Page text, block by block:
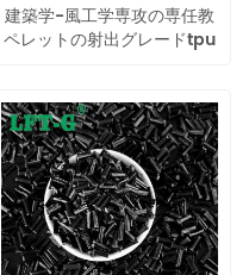
建築学-風工学専攻の専任教
ペレットの射出グレードtpu